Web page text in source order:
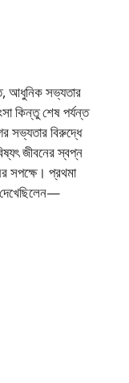
আধুনিক সভ্যতার
কিন্তু শেষ পর্যন্ত
সভ্যতার বিরুদ্ধে
জীবনের স্বপ্ন
সপক্ষে। প্রথমা